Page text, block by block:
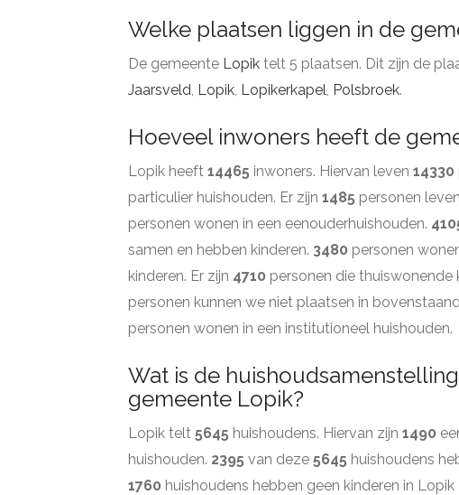
Welke plaatsen liggen in de
De gemeente Lopik telt 5 plaatsen. Dit zijn de
Jaarsveld, Lopik, Lopikerkapel, Polsbroek.
Hoeveel inwoners heeft de
Lopik heeft 14465 inwoners. Hiervan leven 14330
particulier huishouden. Er zijn 1485 personen
personen wonen in een eenouderhuishouden.
samen en hebben kinderen. 3480 personen
kinderen. Er zijn 4710 personen die thuiswonende
personen kunnen we niet plaatsen in
personen wonen in een institutioneel huishouden.
Wat is de
gemeente Lopik?
Lopik telt 5645 huishoudens. Hiervan zijn 1490
huishouden. 2395 van deze 5645 huishoudens
1760 huishoudens hebben geen kinderen in Lopik